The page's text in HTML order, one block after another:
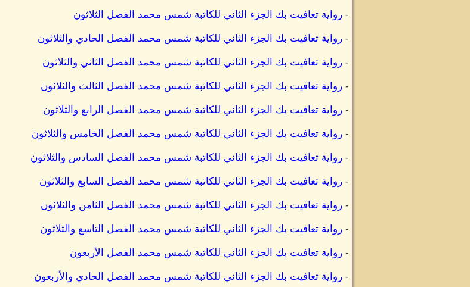
- رواية تعافيت بك الجزء الثاني للكاتبة شمس محمد الفصل الثلاثون
- رواية تعافيت بك الجزء الثاني للكاتبة شمس محمد الفصل الحادي والثلاثون
- رواية تعافيت بك الجزء الثاني للكاتبة شمس محمد الفصل الثاني والثلاثون
- رواية تعافيت بك الجزء الثاني للكاتبة شمس محمد الفصل الثالث والثلاثون
- رواية تعافيت بك الجزء الثاني للكاتبة شمس محمد الفصل الرابع والثلاثون
- رواية تعافيت بك الجزء الثاني للكاتبة شمس محمد الفصل الخامس والثلاثون
- رواية تعافيت بك الجزء الثاني للكاتبة شمس محمد الفصل السادس والثلاثون
- رواية تعافيت بك الجزء الثاني للكاتبة شمس محمد الفصل السابع والثلاثون
- رواية تعافيت بك الجزء الثاني للكاتبة شمس محمد الفصل الثامن والثلاثون
- رواية تعافيت بك الجزء الثاني للكاتبة شمس محمد الفصل التاسع والثلاثون
- رواية تعافيت بك الجزء الثاني للكاتبة شمس محمد الفصل الأربعون
- رواية تعافيت بك الجزء الثاني للكاتبة شمس محمد الفصل الحادي والأربعون